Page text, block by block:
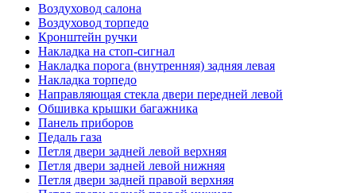
Воздуховод салона
Воздуховод торпедо
Кронштейн ручки
Накладка на стоп-сигнал
Накладка порога (внутренняя) задняя левая
Накладка торпедо
Направляющая стекла двери передней левой
Обшивка крышки багажника
Панель приборов
Педаль газа
Петля двери задней левой верхняя
Петля двери задней левой нижняя
Петля двери задней правой верхняя